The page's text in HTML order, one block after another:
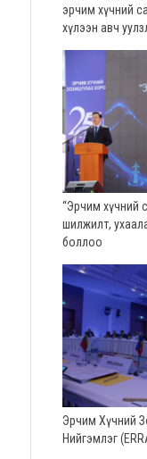
эрчим хүчний
хүлээн авч
“Эрчим хүчний
шилжилт,
боллоо
Эрчим Хүчний
Нийгэмлэг